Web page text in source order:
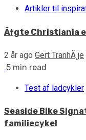
Artikler til
Ã†gte Christiania
2 år ago Gert TranhÃ¸je
5 min read
Test af ladcykler
Seaside Bike
familiecykel